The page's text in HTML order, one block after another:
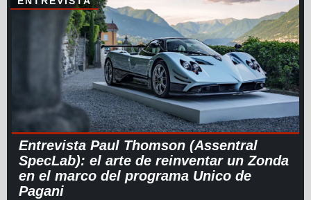
Entrevista Paul Thomson (Assentral
SpecLab): el arte de reinventar un Zonda
en el marco del programa Unico de
Pagani